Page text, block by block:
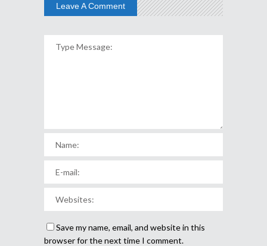
Leave A Comment
Save my name, email, and website in this
browser for the next time I comment.